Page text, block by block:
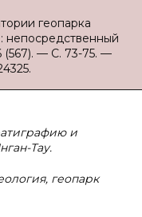
геопарка
непосредственный
— С. 73-75. —
и
Тау.
геопарк